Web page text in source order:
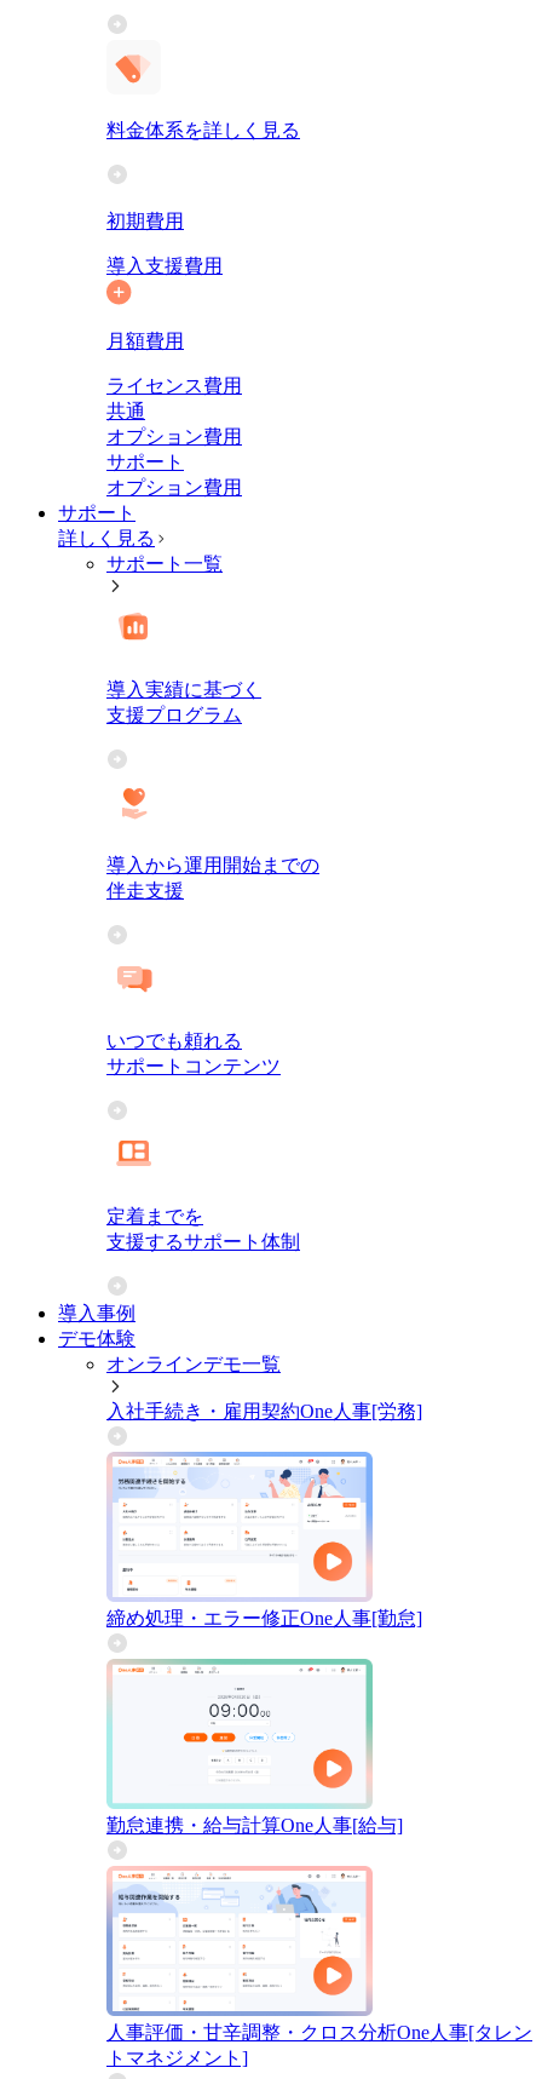
料金体系を詳しく見る
初期費用
導入支援費用
月額費用
ライセンス費用
共通
オプション費用
サポート
オプション費用
サポート
詳しく見る
サポート一覧
導入実績に基づく
支援プログラム
導入から運用開始までの
伴走支援
いつでも頼れる
サポートコンテンツ
定着までを
支援するサポート体制
導入事例
デモ体験
オンラインデモ一覧
入社手続き・雇用契約One人事[労務]
締め処理・エラー修正One人事[勤怠]
勤怠連携・給与計算One人事[給与]
人事評価・甘辛調整・クロス分析One人事[タレン
トマネジメント]